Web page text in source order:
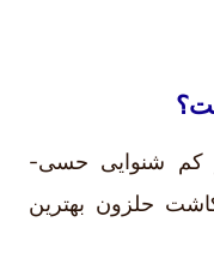
در کم شنوایی حسی-
حلزون بهترین